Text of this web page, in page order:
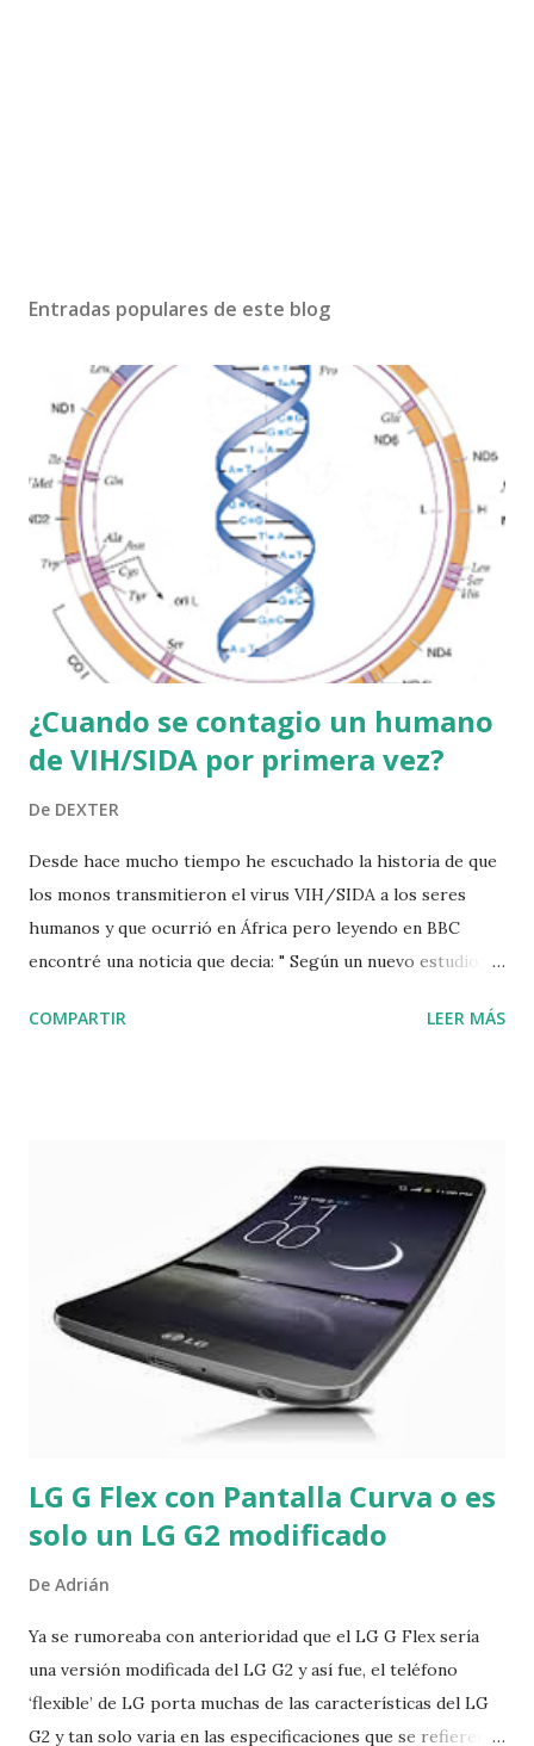
Entradas populares de este blog
¿Cuando se contagio un humano
de VIH/SIDA por primera vez?
De DEXTER
Desde hace mucho tiempo he escuchado la historia de que
los monos transmitieron el virus VIH/SIDA a los seres
humanos y que ocurrió en África pero leyendo en BBC
encontré una noticia que decia: " Según un nuevo estudio, el
desde finales del siglo XIX". Desde que se identificó el virus
de 25 años de antigüedad y tomada en la Republica
Democratica del Congo, al compararla con muestras de
humanos y monos infectados recientemente los expertos
llegaron a la conclusión de que el VIH/SIDA salto de los
monos a los humanos alrededor de 1930 . Luego el mismo
grupo de investigadores encontró una muestra de sangre
de un paciente diferente y la compararon con la anterior
entonces ahora dicen que las primeras personas infectadas
con el VIH se contagiaron entre...
COMPARTIR LEER MÁS
LG G Flex con Pantalla Curva o es
solo un LG G2 modificado
De Adrián
Ya se rumoreaba con anterioridad que el LG G Flex sería
una versión modificada del LG G2 y así fue, el teléfono
‘flexible’ de LG porta muchas de las características del LG
G2 y tan solo varia en las especificaciones que se refieren a